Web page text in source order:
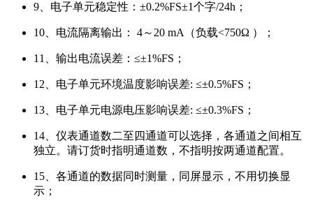
9、电子单元稳定性：±0.2%FS±1个字/24h；
10、电流隔离输出： 4～20 mA（负载<750Ω ）；
11、输出电流误差：≤±1%FS；
12、电子单元环境温度影响误差: ≤±0.5%FS；
13、电子单元电源电压影响误差: ≤±0.3%FS；
14、仪表通道数二至四通道可以选择，各通道之间相互
独立。请订货时指明通道数，不指明按两通道配置。
15、各通道的数据同时测量，同屏显示，不用切换显
示；